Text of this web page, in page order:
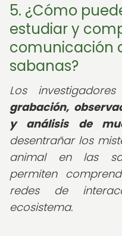
5. ¿Cómo
estudiar y
comunicación
sabanas?
Los
grabación,
y análisis de
desentrañar los
animal en las
permiten
redes de
ecosistema.